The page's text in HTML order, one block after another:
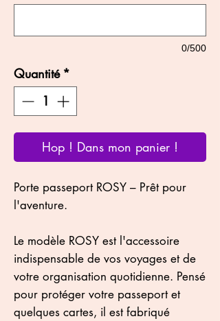
0/500
Quantité *
Hop ! Dans mon panier !
Porte passeport ROSY – Prêt pour
l'aventure.
Le modèle ROSY est l'accessoire
indispensable de vos voyages et de
votre organisation quotidienne. Pensé
pour protéger votre passeport et
quelques cartes, il est fabriqué